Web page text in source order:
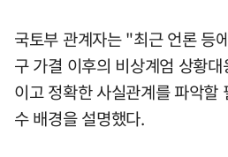
국토부 관계자는 "최근 언론 등
구 가결 이후의 비상계엄 상황
이고 정확한 사실관계를 파악
수 배경을 설명했다.